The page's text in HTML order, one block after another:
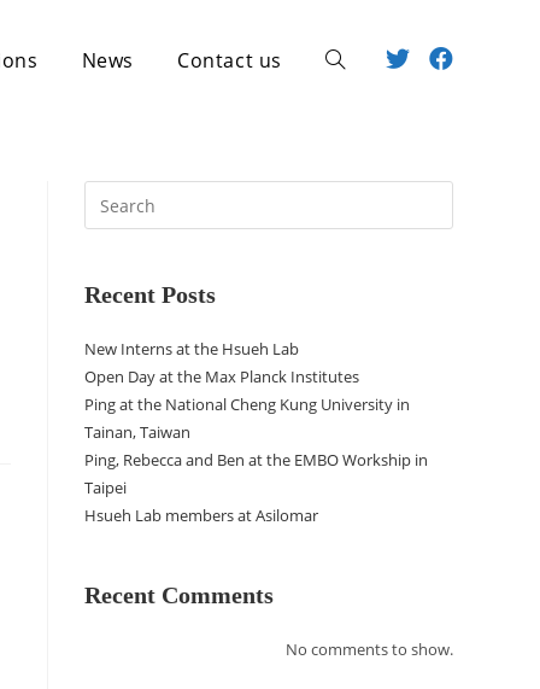
News Contact us
Recent Posts
New Interns at the Hsueh Lab
Open Day at the Max Planck Institutes
Ping at the National Cheng Kung University in
Tainan, Taiwan
Ping, Rebecca and Ben at the EMBO Workship in
Taipei
Hsueh Lab members at Asilomar
Recent Comments
No comments to show.